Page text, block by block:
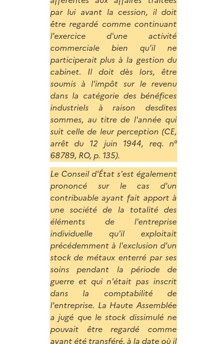
par lui avant la cession, il doit
être regardé comme continuant
l'exercice d'une activité
commerciale bien qu'il ne
participerait plus à la gestion du
cabinet. Il doit dès lors, être
soumis à l'impôt sur le revenu
dans la catégorie des bénéfices
industriels à raison desdites
sommes, au titre de l'année qui
suit celle de leur perception (CE,
arrêt du 12 juin 1944, req. n°
68789, RO, p. 135).
Le Conseil d'État s'est également
prononcé sur le cas d'un
contribuable ayant fait apport à
une société de la totalité des
éléments de l'entreprise
individuelle qu'il exploitait
précédemment à l'exclusion d'un
stock de métaux enterré par ses
soins pendant la période de
guerre et qui n'était pas inscrit
dans la comptabilité de
l'entreprise. La Haute Assemblée
a jugé que le stock dissimulé ne
pouvait être regardé comme
ayant été transféré, à la date où il